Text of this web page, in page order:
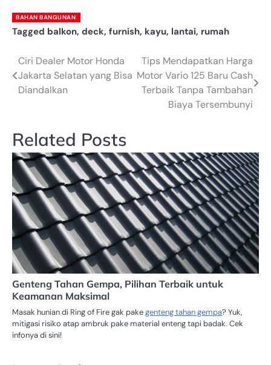
BAHAN BANGUNAN
Tagged balkon, deck, furnish, kayu, lantai, rumah
Post
navigation
Ciri Dealer Motor Honda
Jakarta Selatan yang Bisa
Diandalkan
Tips Mendapatkan Harga
Motor Vario 125 Baru Cash
Terbaik Tanpa Tambahan
Biaya Tersembunyi
Related Posts
Genteng Tahan Gempa, Pilihan Terbaik untuk
Keamanan Maksimal
Masak hunian di Ring of Fire gak pakegenteng tahan gempa? Yuk,
mitigasi risiko atap ambruk pake material enteng tapi badak. Cek
infonya di sini!